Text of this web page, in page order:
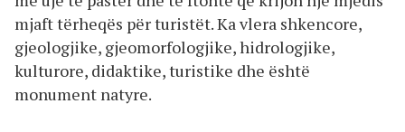
mjaft tërheqës për turistët. Ka vlera shkencore,
gjeologjike, gjeomorfologjike, hidrologjike,
kulturore, didaktike, turistike dhe është
monument natyre.